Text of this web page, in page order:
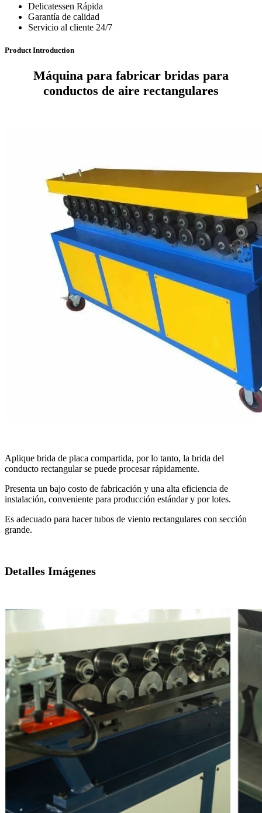
Delicatessen Rápida
Garantía de calidad
Servicio al cliente 24/7
Product Introduction
Máquina para fabricar bridas para
conductos de aire rectangulares
Aplique brida de placa compartida, por lo tanto, la brida del
conducto rectangular se puede procesar rápidamente.
Presenta un bajo costo de fabricación y una alta eficiencia de
instalación, conveniente para producción estándar y por lotes.
Es adecuado para hacer tubos de viento rectangulares con sección
grande.
Detalles Imágenes